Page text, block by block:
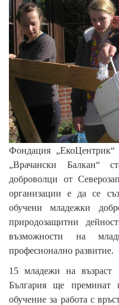
Фондация
„Врачански Балкан“
доброволци от
организации е да се
обучени младежки
природозащитни
възможности на
професионално развитие.
15 младежи на възраст
България ще преминат
обучение за работа с